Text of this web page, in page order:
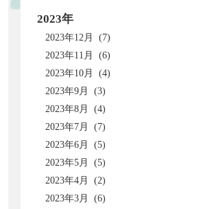
2023年
2023年12月 (7)
2023年11月 (6)
2023年10月 (4)
2023年9月 (3)
2023年8月 (4)
2023年7月 (7)
2023年6月 (5)
2023年5月 (5)
2023年4月 (2)
2023年3月 (6)